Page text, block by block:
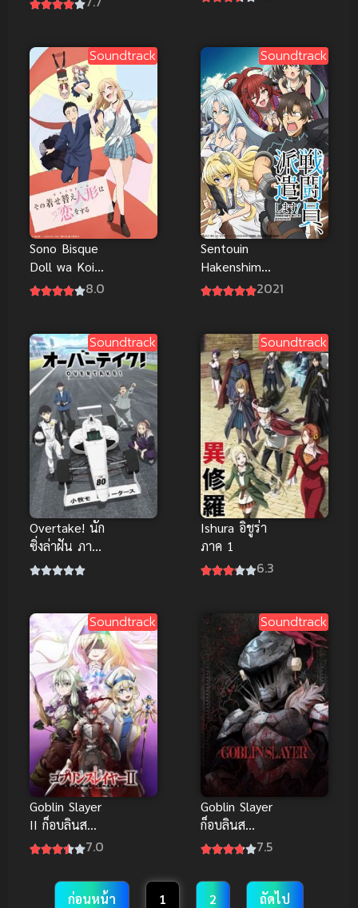
ยาชิ
Soundtrack
Sono Bisque
Doll wa Koi
wo Suru หนุ่ม
8.0
Soundtrack
Sentouin
Hakenshimas
u นักรบสาย2021
Soundtrack
Overtake! นัก
ซิ่งล่าฝัน ภาค
1
Soundtrack
Ishura อิชูร่า
ภาค 1
6.3
Soundtrack
Goblin Slayer
II ก็อบลินส
เลเยอร์ ภาค 2
7.0
Soundtrack
Goblin Slayer
ก็อบลินส
เลเยอร์
7.5
ก่อนหน้า 1 2 ถัดไป